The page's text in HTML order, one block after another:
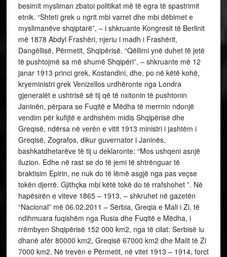
besimit mysliman zbatoi politikat më të egra të spastrimit
etnik. “Shteti grek u ngrit mbi varret dhe mbi dëbimet e
myslimanëve shqiptarë”, – i shkruante Kongresit të Berlinit
më 1878 Abdyl Frashëri, njeriu i madh i Frashërit,
Dangëllisë, Përmetit, Shqipërisë. “Qëllimi ynë duhet të jetë
të pushtojmë sa më shumë Shqipëri”, – shkruante më 12
janar 1913 princi grek, Kostandini, dhe, po në këtë kohë,
kryeministri grek Venizellos urdhëronte nga Londra
gjeneralët e ushtrisë së tij që të nxitonin të pushtonin
Janinën, përpara se Fuqitë e Mëdha të merrnin ndonjë
vendim për kufijtë e ardhshëm midis Shqipërisë dhe
Greqisë, ndërsa në verën e vitit 1913 ministri i jashtëm i
Greqisë, Zografos, dikur guvernator i Janinës,
bashkatdhetarëve të tij u deklaronte: “Mos ushqeni asnjë
iluzion. Edhe në rast se do të jemi të shtrënguar të
braktisim Epirin, ne nuk do të lëmë asgjë nga pas veçse
tokën djerrë. Gjithçka mbi këtë tokë do të rrafshohet ”. Në
hapësirën e viteve 1865 – 1913, – shkruhet në gazetën
“Nacional” më 06.02.2011 – Sërbia, Greqia e Mali i Zi, të
ndihmuara fuqishëm nga Rusia dhe Fuqitë e Mëdha, i
rrëmbyen Shqipërisë 152 000 km2, nga të cilat: Serbisë iu
dhanë afër 80000 km2, Greqisë 67000 km2 dhe Malit të Zi
7000 km2. Në trevën e Përmetit, në vitet 1913 – 1914, forct